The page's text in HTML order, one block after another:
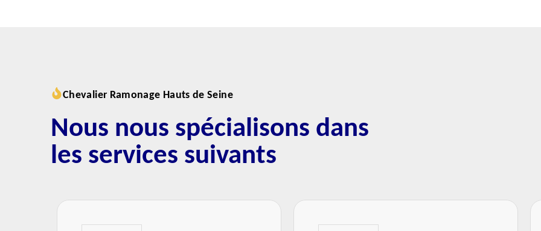
Chevalier Ramonage Hauts de Seine
Nous nous spécialisons dans
les services suivants